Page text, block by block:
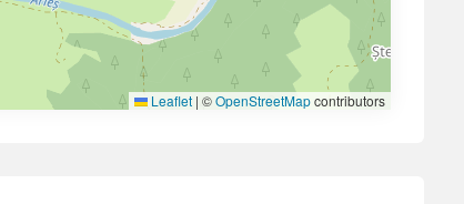
Leaflet | ©OpenStreetMapcontributors